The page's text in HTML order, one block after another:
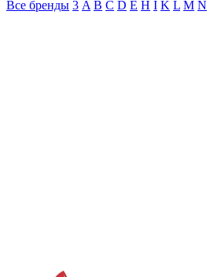
Все бренды 3 A B C D E H I K L M N